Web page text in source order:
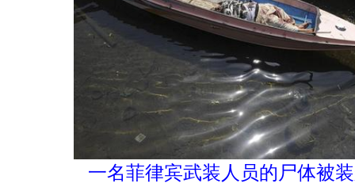
一名菲律宾武装人员的尸体被